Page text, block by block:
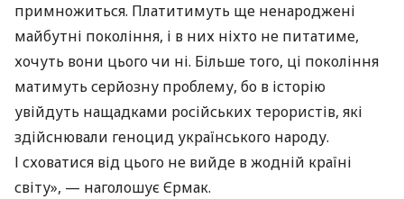
примножиться. Платитимуть ще ненароджені
майбутні покоління, і в них ніхто не питатиме,
хочуть вони цього чи ні. Більше того, ці покоління
матимуть серйозну проблему, бо в історію
увійдуть нащадками російських терористів, які
здійснювали геноцид українського народу.
І сховатися від цього не вийде в жодній країні
світу», — наголошує Єрмак.